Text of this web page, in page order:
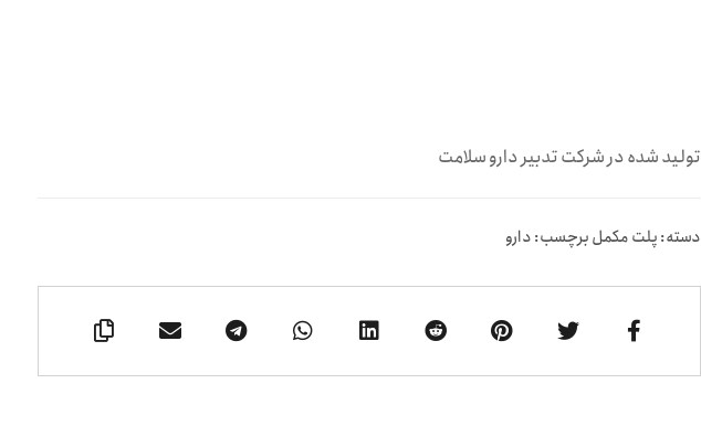
تولید شده در شرکت تدبیر دارو سلامت
دسته:پلت مکملبرچسب:دارو